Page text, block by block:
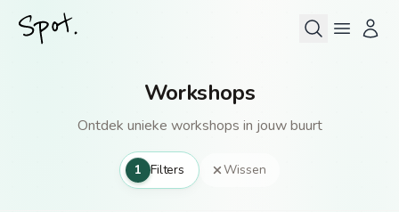
Workshops
Ontdek unieke workshops in jouw buurt
1 Filters Wissen